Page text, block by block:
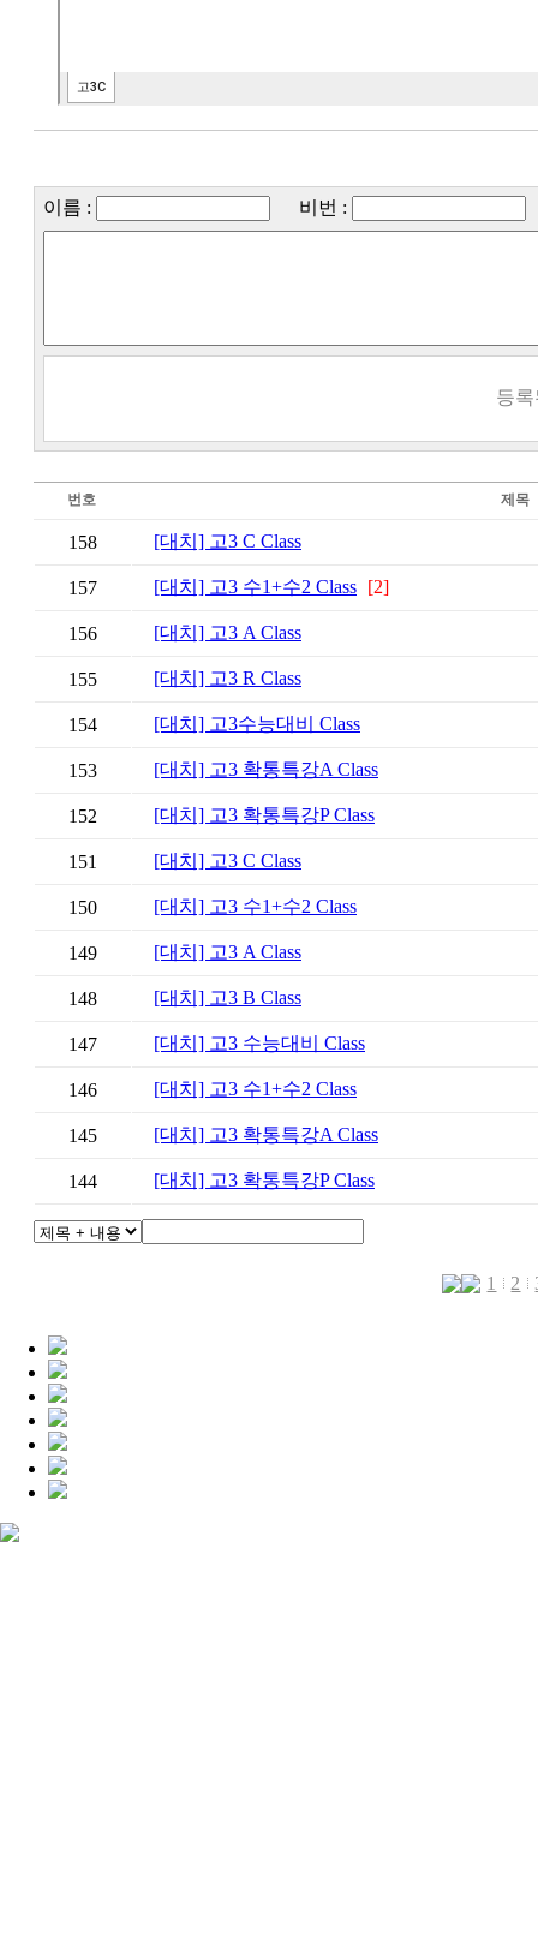
이름 : 비번 :
등
번호 제목
158 [대치] 고3 C Class
157 [대치] 고3 수1+수2 Class [2]
156 [대치] 고3 A Class
155 [대치] 고3 R Class
154 [대치] 고3수능대비 Class
153 [대치] 고3 확통특강A Class
152 [대치] 고3 확통특강P Class
151 [대치] 고3 C Class
150 [대치] 고3 수1+수2 Class
149 [대치] 고3 A Class
148 [대치] 고3 B Class
147 [대치] 고3 수능대비 Class
146 [대치] 고3 수1+수2 Class
145 [대치] 고3 확통특강A Class
144 [대치] 고3 확통특강P Class
1 2